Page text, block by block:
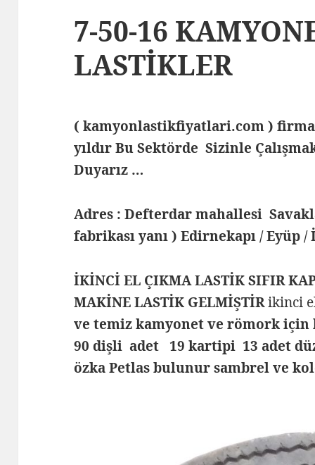
7-50-16
LASTİKLER
( kamyonlastikfiyatlari.com )
yıldır Bu Sektörde Sizinle
Duyarız …
Adres : Defterdar mahallesi
fabrikası yanı ) Edirnekapı / Eyüp
İKİNCİ EL ÇIKMA LASTİK SIFIR
MAKİNE LASTİK GELMİŞTİRikinci
ve temiz kamyonet ve römork
90 dişli adet 19 kartipi 13 adet
özka Petlas bulunur sambrel ve